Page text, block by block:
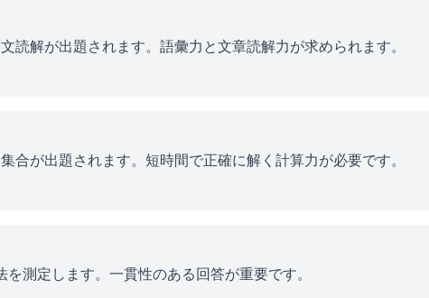
解が出題されます。語彙力と文章読解力が求められます。
が出題されます。短時間で正確に解く計算力が必要です。
測定します。一貫性のある回答が重要です。